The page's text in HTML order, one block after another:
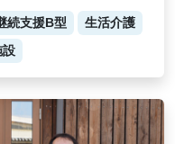
続支援B型
生活介護
設